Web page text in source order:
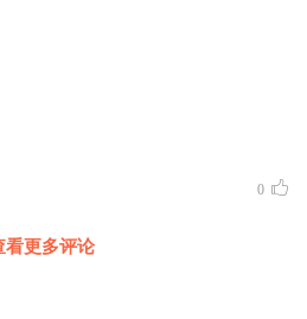
0
看更多评论